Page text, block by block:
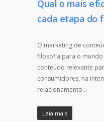
Qual o mais
cada etapa do
O marketing de
filosofia para o
conteúdo relevante
consumidores, na
relacionamento…
Leia mais